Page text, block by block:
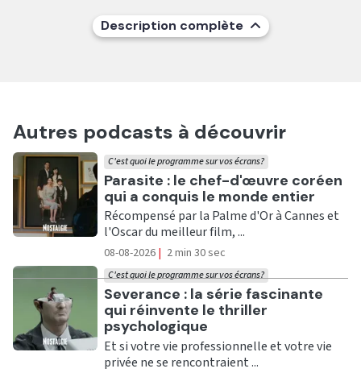
Description complète
Autres podcasts à découvrir
Ecouter
Parasite : le chef-d'œuvre coréen
qui a conquis le monde entier
C'est quoi le programme sur vos écrans?
Récompensé par la Palme d'Or à Cannes et
l'Oscar du meilleur film, ...
08-08-2026 | 2 min 30 sec
Ecouter
Severance : la série fascinante
qui réinvente le thriller
psychologique
C'est quoi le programme sur vos écrans?
Et si votre vie professionnelle et votre vie
privée ne se rencontraient ...